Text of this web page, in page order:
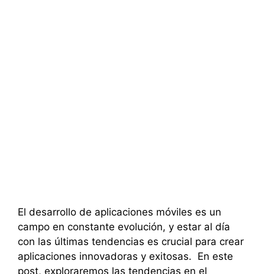
El desarrollo de aplicaciones móviles es un
campo en constante evolución, y estar al día
con las últimas tendencias es crucial para crear
aplicaciones innovadoras y exitosas. En este
post, exploraremos las tendencias en el